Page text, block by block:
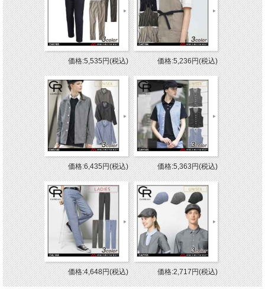
価格:5,535円(税込) 価格:5,236円(税込)
価格:6,435円(税込) 価格:5,363円(税込)
価格:4,648円(税込) 価格:2,717円(税込)